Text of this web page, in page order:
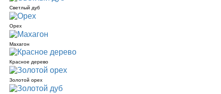
Светлый дуб
Орех
Махагон
Красное дерево
Золотой орех